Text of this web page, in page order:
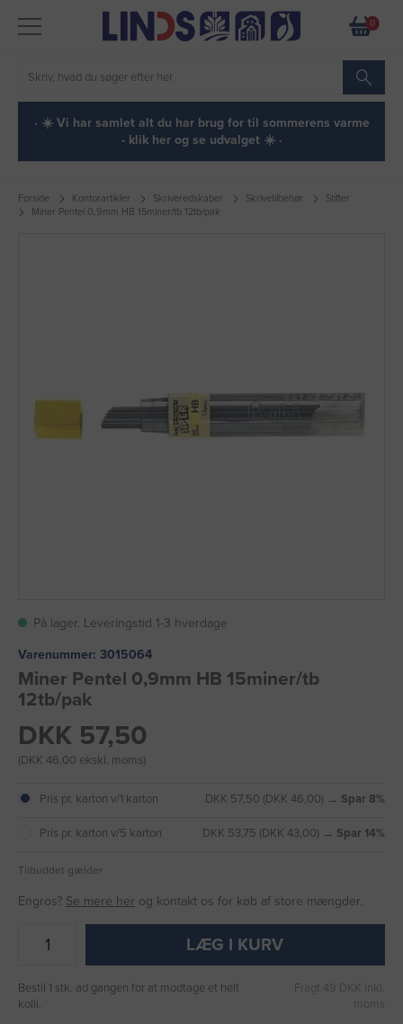
0
· ☀️ Vi har samlet alt du har brug for til sommerens varme
- klik her og se udvalget ☀️ ·
Forside Kontorartikler Skriveredskaber Skrivetilbehør
Stifter
Miner Pentel 0,9mm HB 15miner/tb 12tb/pak
På lager. Leveringstid 1-3 hverdage
Varenummer: 3015064
Miner Pentel 0,9mm HB 15miner/tb
12tb/pak
DKK 57,50
(DKK 46,00 ekskl. moms)
Pris pr. karton v/1 karton DKK 57,50 (DKK 46,00) → Spar 8%
Pris pr. karton v/5 karton DKK 53,75 (DKK 43,00) → Spar 14%
Tilbuddet gælder
Engros? Se mere her og kontakt os for køb af store mængder.
LÆG I KURV
Bestil 1 stk. ad gangen for at modtage et helt
kolli.
Fragt 49 DKK inkl.
moms